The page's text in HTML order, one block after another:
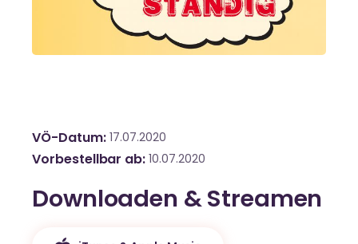
VÖ-Datum 17.07.2020
Vorbestellbar ab 10.07.2020
Downloaden & Streamen